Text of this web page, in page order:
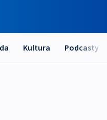
Kultura Podcasty